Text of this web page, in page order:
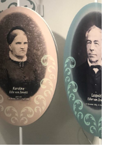
i
o
n
s
i
c
h
t